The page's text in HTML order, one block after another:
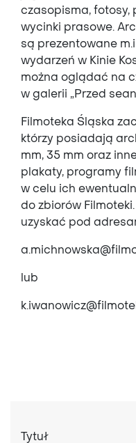
czasopisma, fotosy,
wycinki prasowe.
są prezentowane
wydarzeń w Kinie
można oglądać na
w galerii „Przed
Filmoteka Śląska
którzy posiadają
mm, 35 mm oraz
plakaty, programy
w celu ich
do zbiorów
uzyskać pod
lub
Tytuł